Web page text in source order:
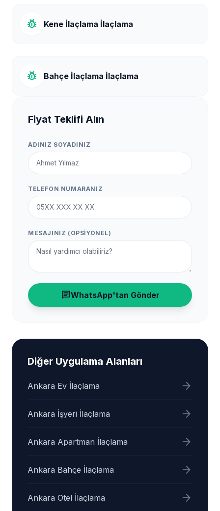
pest_control Kene İlaçlama İlaçlama
pest_control Bahçe İlaçlama İlaçlama
Fiyat Teklifi Alın
ADINIZ SOYADINIZ
TELEFON NUMARANIZ
MESAJINIZ (OPSIYONEL)
chatWhatsApp'tan Gönder
Diğer Uygulama Alanları
Ankara Ev İlaçlama arrow_forward
Ankara İşyeri İlaçlama arrow_forward
Ankara Apartman İlaçlama arrow_forward
Ankara Bahçe İlaçlama arrow_forward
Ankara Otel İlaçlama arrow_forward